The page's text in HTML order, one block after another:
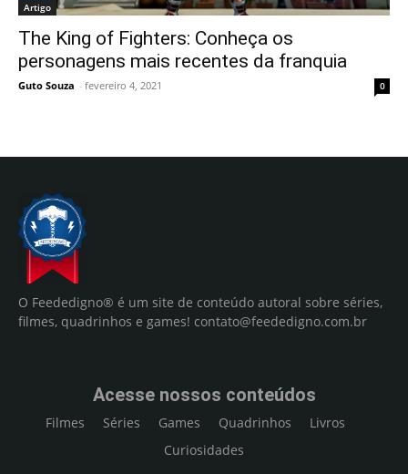
Artigo
The King of Fighters: Conheça os
personagens mais recentes da franquia
Guto Souza - fevereiro 4, 2021 0
O Feededigno® é um site de conteúdo autoral sobre séries,
filmes, quadrinhos e games! contato@feededigno.com.br
Acesse nossos conteúdos
Filmes Séries Games Quadrinhos
Livros
Curiosidades